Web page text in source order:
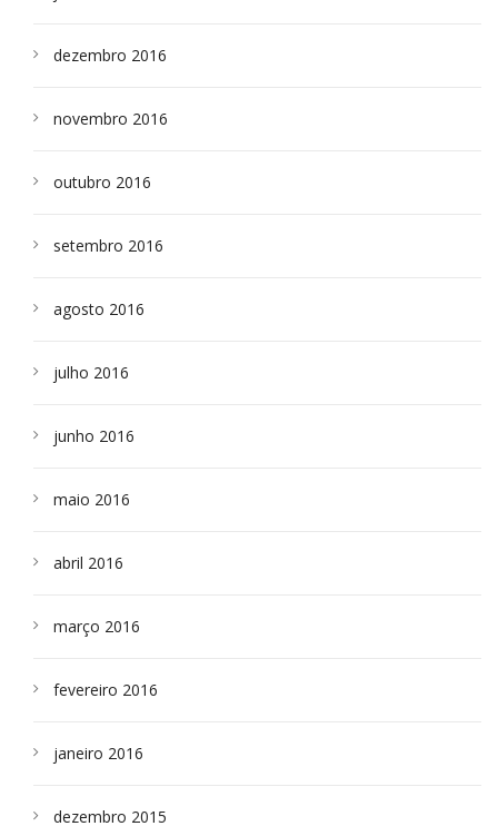
dezembro 2016
novembro 2016
outubro 2016
setembro 2016
agosto 2016
julho 2016
junho 2016
maio 2016
abril 2016
março 2016
fevereiro 2016
janeiro 2016
dezembro 2015